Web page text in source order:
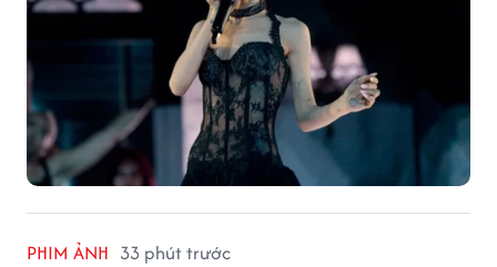
PHIM ẢNH 33 phút trước